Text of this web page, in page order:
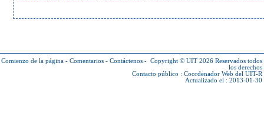
Comienzo de la página - Comentarios - Contáctenos - Copyright © UIT 2026 Reservados todos
los derechos
Contacto público : Coordenador Web del UIT-R
Actualizado el : 2013-01-30